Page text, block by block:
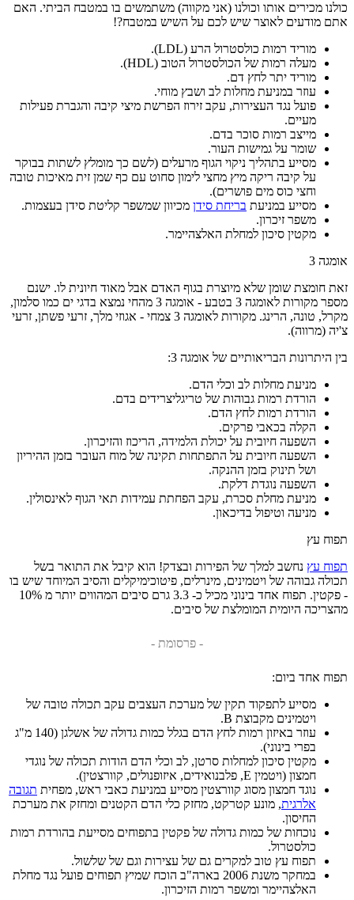
כולנו מכירים אותו וכולנו (אני מקווה) משתמשים בו במטבח הביתי. האם
אתם מודעים לאוצר שיש לכם על השיש במטבח?!
מוריד רמות כולסטרול הרע (LDL).
מעלה רמות של הכולסטרול הטוב (HDL).
מוריד יתר לחץ דם.
עוזר במניעת מחלות לב ושבץ מוחי.
פועל נגד העצירות, עקב זירוז הפרשת מיצי קיבה והגברת פעילות
מעיים.
מייצב רמות סוכר בדם.
שומר על גמישות העור.
מסייע בתהליך ניקוי הגוף מרעלים (לשם כך מומלץ לשתות בבוקר
על קיבה ריקה מיץ מחצי לימון סחוט עם כף שמן זית מאיכות טובה
וחצי כוס מים פושרים).
מסייע במניעת בריחת סידן מכיוון שמשפר קליטת סידן בעצמות.
משפר זיכרון.
מקטין סיכון למחלת האלצהיימר.
אומגה 3
זאת חומצת שומן שלא מיוצרת בגוף האדם אבל מאוד חיונית לו. ישנם
מספר מקורות לאומגה 3 בטבע - אומגה 3 מהחי נמצא בדגי ים כמו סלמון,
מקרל, טונה, הרינג. מקורות לאומגה 3 צמחי - אגוזי מלך, זרעי פשתן, זרעי
צ'יה (מרווה).
בין היתרונות הבריאותיים של אומגה 3:
מניעת מחלות לב וכלי הדם.
הורדת רמות גבוהות של טריגליצרידים בדם.
הורדת רמות לחץ הדם.
הקלה בכאבי פרקים.
השפעה חיובית על יכולת הלמידה, הריכוז והזיכרון.
השפעה חיובית על התפתחות תקינה של מוח העובר בזמן ההיריון
ושל תינוק בזמן ההנקה.
השפעה נוגדת דלקת.
מניעת מחלת סכרת, עקב הפחתת עמידות תאי הגוף לאינסולין.
מניעה וטיפול בדיכאון.
תפוח עץ
תפוח עץ נחשב למלך של הפירות ובצדק! הוא קיבל את התואר בשל
תכולה גבוהה של ויטמינים, מינרלים, פיטוכימיקלים והסיב המיוחד שיש בו
- פקטין. תפוח אחד בינוני מכיל כ- 3.3 גרם סיבים המהווים יותר מ 10%
מהצריכה היומית המומלצת של סיבים.
- פרסומת -
תפוח אחד ביום:
מסייע לתפקוד תקין של מערכת העצבים עקב תכולה טובה של
ויטמינים מקבוצת B.
עוזר באיזון רמות לחץ הדם בגלל כמות גדולה של אשלגן (140 מ"ג
בפרי בינוני).
מקטין סיכון למחלות סרטן, לב וכלי הדם הודות תכולה של נוגדי
חמצון (ויטמין E, פלבנואידים, איזופנולים, קוורצטין).
נוגד חמצון מסוג קוורצטין מסייע במניעת כאבי ראש, מפחית תגובה
אלרגית, מונע קטרקט, מחזק כלי הדם הקטנים ומחזק את מערכת
החיסון.
נוכחות של כמות גדולה של פקטין בתפוחים מסייעת בהורדת רמות
כולסטרול.
תפוח עץ טוב למקרים גם של עצירות וגם של שלשול.
במחקר משנת 2006 בארה"ב הוכח שמיץ תפוחים פועל נגד מחלת
האלצהיימר ומשפר רמות הזיכרון.